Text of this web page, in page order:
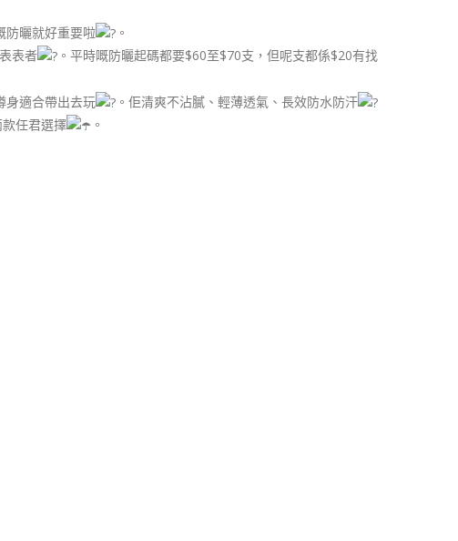
防曬就好重要啦
。
表者
。平時嘅防曬起碼都要$60至$70支，但呢支都係$20有找
身適合帶出去玩
。佢清爽不沾膩、輕薄透氣、長效防水防汗
款任君選擇
。